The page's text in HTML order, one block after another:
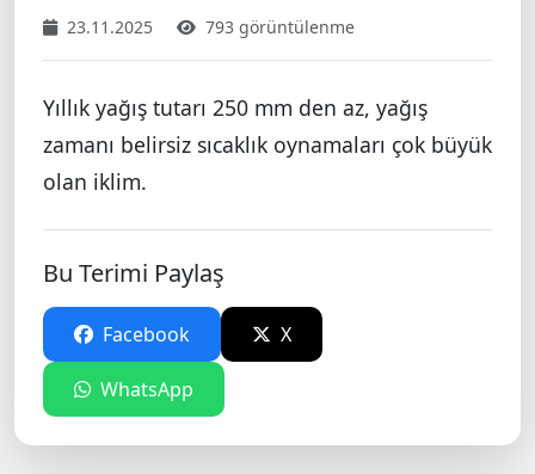
23.11.2025 793 görüntülenme
Yıllık yağış tutarı 250 mm den az, yağış
zamanı belirsiz sıcaklık oynamaları çok büyük
olan iklim.
Bu Terimi Paylaş
Facebook X
WhatsApp